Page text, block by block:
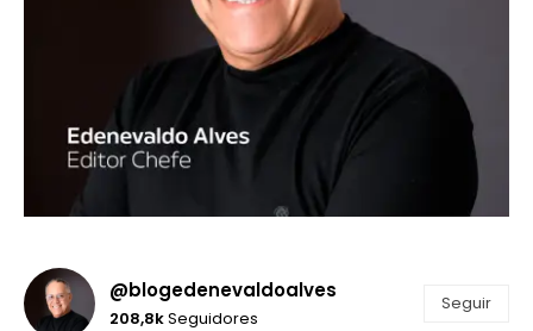
@blogedenevaldoalves
208,8kSeguidores
Seguir